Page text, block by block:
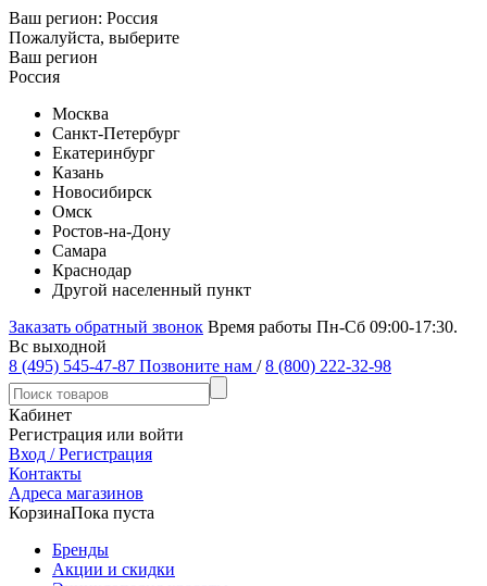
Ваш регион: Россия
Пожалуйста, выберите
Ваш регион
Россия
Москва
Санкт-Петербург
Екатеринбург
Казань
Новосибирск
Омск
Ростов-на-Дону
Самара
Краснодар
Другой населенный пункт
Заказать обратный звонок Время работы Пн-Сб 09:00-17:30.
Вс выходной
8 (495) 545-47-87 Позвоните нам / 8 (800) 222-32-98
Кабинет
Регистрация или войти
Вход / Регистрация
Контакты
Адреса магазинов
КорзинаПока пуста
Бренды
Акции и скидки